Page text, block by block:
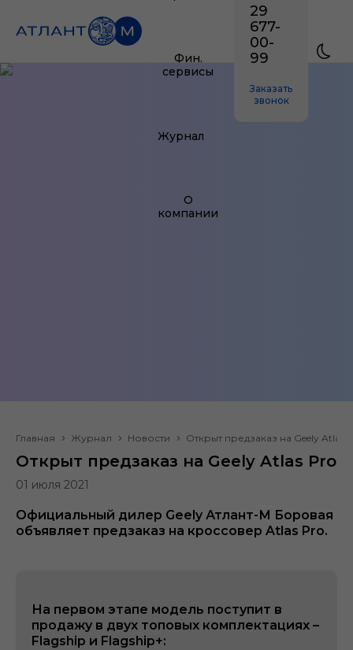
Фин.
сервисы
Журнал
О
компании
29
677-
00-
99
Заказать
звонок
Главная Журнал Новости Открыт предзаказ на Geely Atlas
Открыт предзаказ на Geely Atlas Pro
01 июля 2021
Официальный дилер Geely Атлант-М Боровая
объявляет предзаказ на кроссовер Atlas Pro.
На первом этапе модель поступит в
продажу в двух топовых комплектациях –
Flagship и Flagship+: